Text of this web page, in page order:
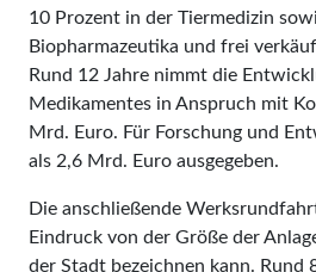
10 Prozent in der Tiermedizin
Biopharmazeutika und frei
Rund 12 Jahre nimmt die
Medikamentes in Anspruch mit
Mrd. Euro. Für Forschung und
als 2,6 Mrd. Euro ausgegeben.
Die anschließende
Eindruck von der Größe der
der Stadt bezeichnen kann. Rund